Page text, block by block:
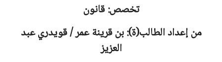
تخصص: قانون
من إعداد الطالب(ة): بن قرينة عمر / قويدري عبد
العزيز